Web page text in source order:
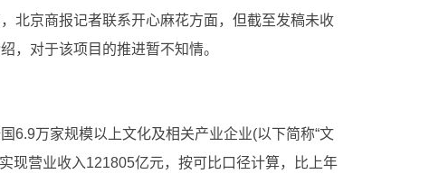
北京商报记者联系开心麻花方面，但截至发稿未收
，对于该项目的推进暂不知情。
6.9万家规模以上文化及相关产业企业(以下简称“文
现营业收入121805亿元，按可比口径计算，比上年